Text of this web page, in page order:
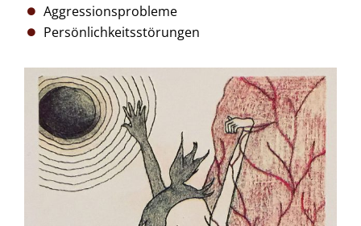
Aggressionsprobleme
Persönlichkeitsstörungen